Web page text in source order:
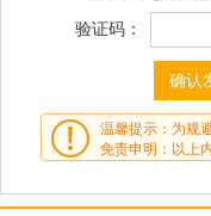
验证码：
温馨提示：为规避
免责申明：以上内